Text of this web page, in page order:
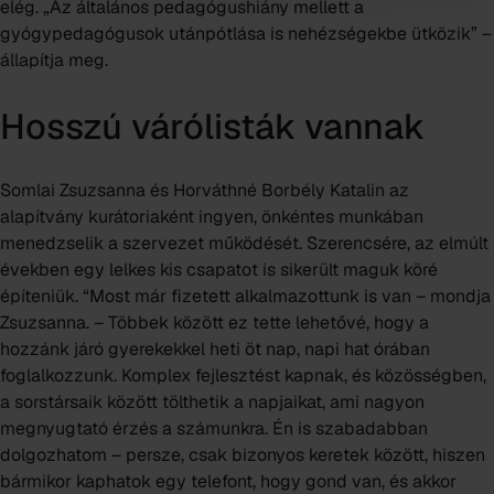
elég. „Az általános pedagógushiány mellett a
gyógypedagógusok utánpótlása is nehézségekbe ütközik” –
állapítja meg.
Hosszú várólisták vannak
Somlai Zsuzsanna és Horváthné Borbély Katalin az
alapítvány kurátoriaként ingyen, önkéntes munkában
menedzselik a szervezet működését. Szerencsére, az elmúlt
években egy lelkes kis csapatot is sikerült maguk köré
építeniük. “Most már fizetett alkalmazottunk is van – mondja
Zsuzsanna. – Többek között ez tette lehetővé, hogy a
hozzánk járó gyerekekkel heti öt nap, napi hat órában
foglalkozzunk. Komplex fejlesztést kapnak, és közösségben,
a sorstársaik között tölthetik a napjaikat, ami nagyon
megnyugtató érzés a számunkra. Én is szabadabban
dolgozhatom – persze, csak bizonyos keretek között, hiszen
bármikor kaphatok egy telefont, hogy gond van, és akkor